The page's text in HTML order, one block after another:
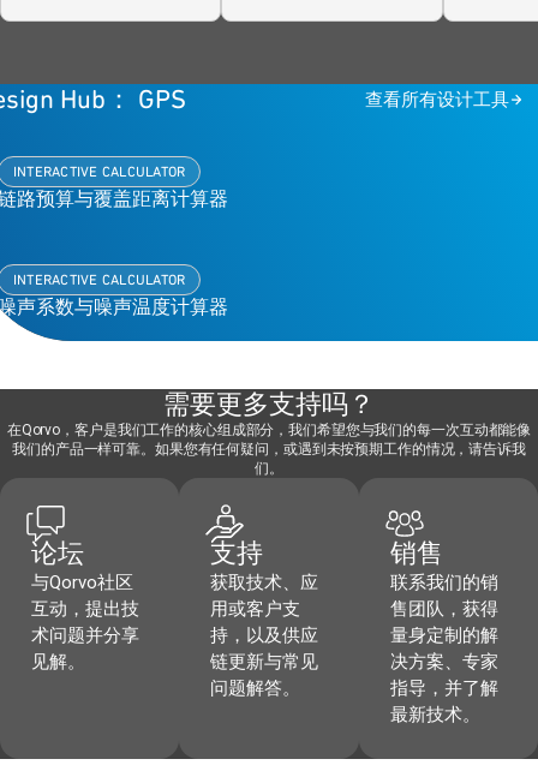
Hub： GPS 查看所有设计工具
INTERACTIVE CALCULATOR
路预算与覆盖距离计算器
INTERACTIVE CALCULATOR
声系数与噪声温度计算器
需要更多支持吗？
在Qorvo，客户是我们工作的核心组成部分，我们希望您与我们的每一次互动都能像
我们的产品一样可靠。如果您有任何疑问，或遇到未按预期工作的情况，请告诉我
们。
论坛
与Qorvo社区
互动，提出技
术问题并分享
见解。
支持
获取技术、应
用或客户支
持，以及供应
链更新与常见
问题解答。
销售
联系我们的销
售团队，获得
量身定制的解
决方案、专家
指导，并了解
最新技术。